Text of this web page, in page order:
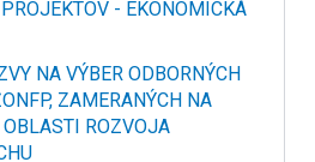
- EKONOMICKÁ
NA VÝBER ODBORNÝCH
ZAMERANÝCH NA
ROZVOJA